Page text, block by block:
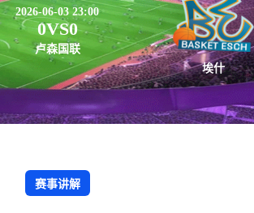
2026-06-03 23:00
0VS0
卢森国联
埃什
赛事讲解